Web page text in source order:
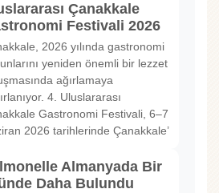
Çanakkale
Festivali 2026
2026 yılında gastronomi
yeniden önemli bir lezzet
ağırlamaya
4. Uluslararası
Gastronomi Festivali, 6–7
2026 tarihlerinde Çanakkale’
Almanyada Bir
Daha Bulundu